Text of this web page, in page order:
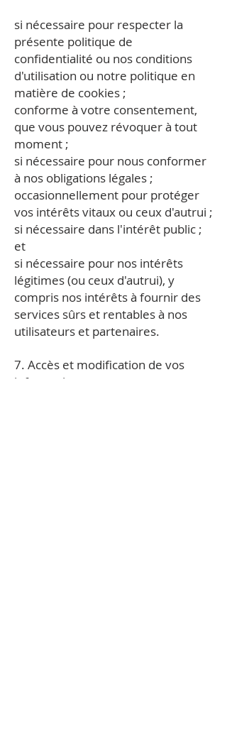
si nécessaire pour respecter la
présente politique de
confidentialité ou nos conditions
d'utilisation ou notre politique en
matière de cookies ;
conforme à votre consentement,
que vous pouvez révoquer à tout
moment ;
si nécessaire pour nous conformer
à nos obligations légales ;
occasionnellement pour protéger
vos intérêts vitaux ou ceux d'autrui ;
si nécessaire dans l'intérêt public ;
et
si nécessaire pour nos intérêts
légitimes (ou ceux d'autrui), y
compris nos intérêts à fournir des
services sûrs et rentables à nos
utilisateurs et partenaires.
7. Accès et modification de vos
informations.